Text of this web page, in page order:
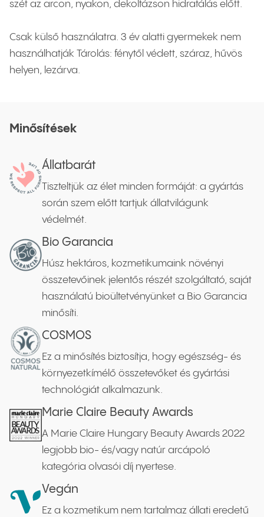
szét az arcon, nyakon, dekoltázson hidratálás előtt.
Csak külső használatra. 3 év alatti gyermekek nem
használhatják Tárolás: fénytől védett, száraz, hűvös
helyen, lezárva.
Minősítések
Állatbarát
Tiszteltjük az élet minden formáját: a gyártás
során szem előtt tartjuk állatvilágunk
védelmét.
Bio Garancia
Húsz hektáros, kozmetikumaink növényi
összetevőinek jelentős részét szolgáltató, saját
használatú bioültetvényünket a Bio Garancia
minősíti.
COSMOS
Ez a minősítés biztosítja, hogy egészség- és
környezetkímélő összetevőket és gyártási
technológiát alkalmazunk.
Marie Claire Beauty Awards
A Marie Claire Hungary Beauty Awards 2022
legjobb bio- és/vagy natúr arcápoló
kategória olvasói díj nyertese.
Vegán
Ez a kozmetikum nem tartalmaz állati eredetű